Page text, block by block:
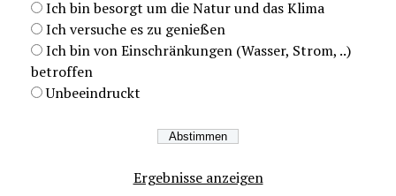
Ich bin besorgt um die Natur und das Klima
Ich versuche es zu genießen
Ich bin von Einschränkungen (Wasser, Strom, ..)
betroffen
Unbeeindruckt
Ergebnisse anzeigen